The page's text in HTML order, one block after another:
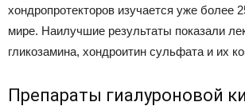
хондропротекторов изучается уже более
мире. Наилучшие результаты показали
гликозамина, хондроитин сульфата и их
Препараты гиалуроновой